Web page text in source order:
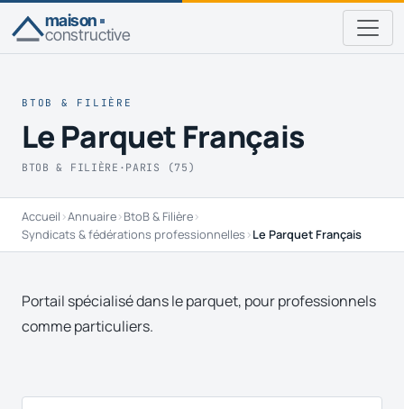
maison
constructive
BTOB & FILIÈRE
Le Parquet Français
BTOB & FILIÈRE · PARIS (75)
Accueil ›Annuaire›BtoB & Filière›
Syndicats & fédérations professionnelles ›Le Parquet Français
Portail spécialisé dans le parquet, pour professionnels
comme particuliers.